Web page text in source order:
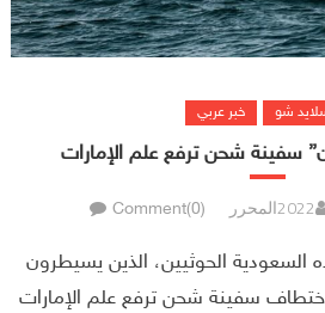
شو خبر عربي
سفينة شحن ترفع علم الإمارات
المحرر Comment(0)
السعودية الحوثيين، الذين يسيطرون
باختطاف سفينة شحن ترفع علم الإمارات